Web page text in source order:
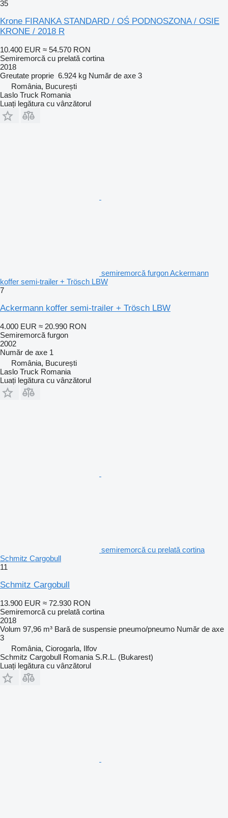
35
Krone FIRANKA STANDARD / OŚ PODNOSZONA / OSIE
KRONE / 2018 R
10.400 EUR ≈ 54.570 RON
Semiremorcă cu prelată cortina
2018
Greutate proprie 6.924 kg Număr de axe 3
România, București
Laslo Truck Romania
Luați legătura cu vânzătorul
semiremorcă furgon Ackermann
koffer semi-trailer + Trösch LBW
7
Ackermann koffer semi-trailer + Trösch LBW
4.000 EUR ≈ 20.990 RON
Semiremorcă furgon
2002
Număr de axe 1
România, București
Laslo Truck Romania
Luați legătura cu vânzătorul
semiremorcă cu prelată cortina
Schmitz Cargobull
11
Schmitz Cargobull
13.900 EUR ≈ 72.930 RON
Semiremorcă cu prelată cortina
2018
Volum 97,96 m³ Bară de suspensie pneumo/pneumo Număr de axe
3
România, Ciorogarla, Ilfov
Schmitz Cargobull Romania S.R.L. (Bukarest)
Luați legătura cu vânzătorul